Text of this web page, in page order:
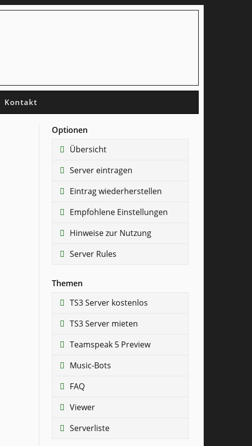
Kontakt
Optionen
Übersicht
Server eintragen
Eintrag wiederherstellen
Empfohlene Einstellungen
Hinweise zur Nutzung
Server Rules
Themen
TS3 Server kostenlos
TS3 Server mieten
Teamspeak 5 Preview
Music-Bots
FAQ
Viewer
Serverliste